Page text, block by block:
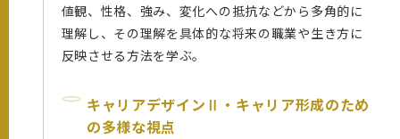
値観、性格、強み、変化への抵抗などから多角的に
理解し、その理解を具体的な将来の職業や生き方に
反映させる方法を学ぶ。
キャリアデザインⅡ・キャリア形成のため
の多様な視点